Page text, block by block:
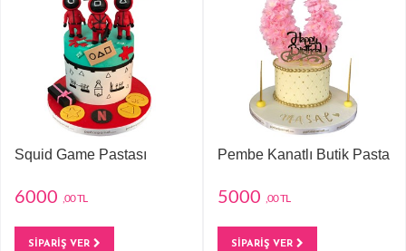
Squid Game Pastası
6000 ,00 TL
SİPARİŞ VER
Pembe Kanatlı Butik Pasta
5000 ,00 TL
SİPARİŞ VER